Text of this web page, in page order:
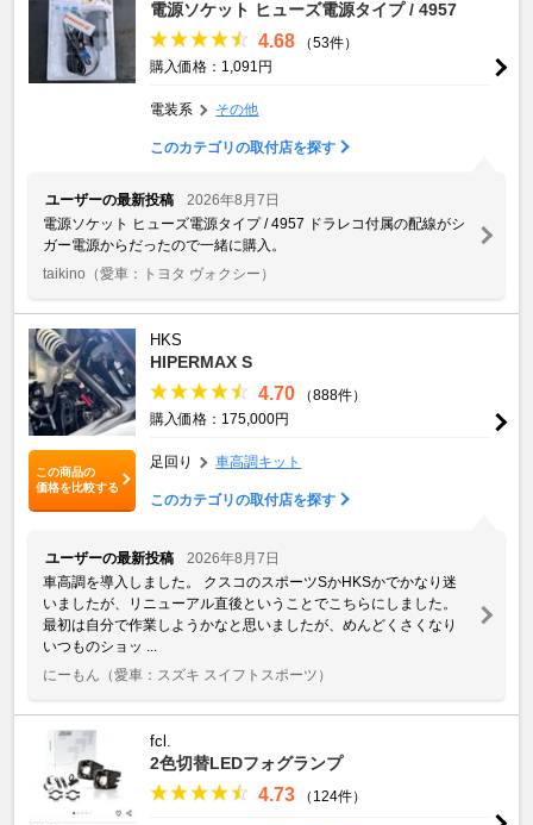
電源ソケット ヒューズ電源タイプ / 4957
4.68
（53件）
購入価格：1,091円
電装系 その他
このカテゴリの取付店を探す
ユーザーの最新投稿
2026年8月7日
電源ソケット ヒューズ電源タイプ / 4957 ドラレコ付属の配線がシ
ガー電源からだったので一緒に購入。
taikino （愛車：トヨタ ヴォクシー）
この商品の
価格を比較する
HKS
HIPERMAX S
4.70
（888件）
購入価格：175,000円
足回り 車高調キット
このカテゴリの取付店を探す
ユーザーの最新投稿
2026年8月7日
車高調を導入しました。 クスコのスポーツSかHKSかでかなり迷
いましたが、リニューアル直後ということでこちらにしました。
最初は自分で作業しようかなと思いましたが、めんどくさくなり
いつものショッ ...
にーもん （愛車：スズキ スイフトスポーツ）
fcl.
2色切替LEDフォグランプ
4.73 （124件）